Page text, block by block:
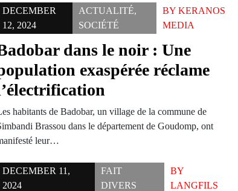
DECEMBER
12, 2024
ACTUALITÉ,
SOCIÉTÉ
BY KERANOS
MEDIA
dans le noir : Une
exaspérée réclame
habitants de Badobar, un village de la commune de
Brassou dans le département de Goudomp, ont
leur…
DECEMBER 11,
2024
FAIT
DIVERS
BY
LANGFILS